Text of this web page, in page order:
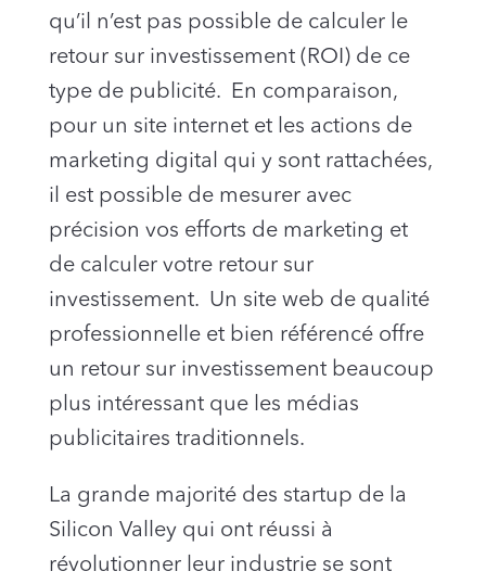
qu’il n’est pas possible de calculer le
retour sur investissement (ROI) de ce
type de publicité. En comparaison,
pour un site internet et les actions de
marketing digital qui y sont rattachées,
il est possible de mesurer avec
précision vos efforts de marketing et
de calculer votre retour sur
investissement. Un site web de qualité
professionnelle et bien référencé offre
un retour sur investissement beaucoup
plus intéressant que les médias
publicitaires traditionnels.
La grande majorité des startup de la
Silicon Valley qui ont réussi à
révolutionner leur industrie se sont